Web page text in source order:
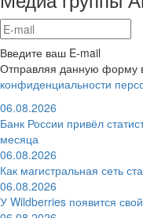
Введите ваш E-mail
Отправляя данную форму
конфиденциальности
06.08.2026
Банк России привёл
месяца
06.08.2026
Как магистральная сеть
06.08.2026
У Wildberries появится